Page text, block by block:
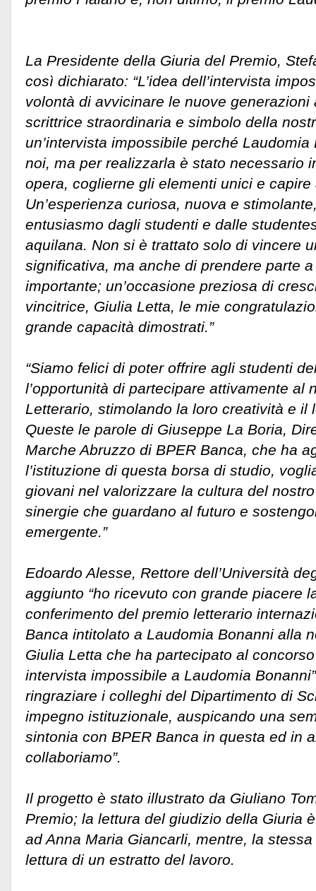
La Presidente della Giuria del Premio,
così dichiarato: “L’idea dell’intervista
volontà di avvicinare le nuove generazioni
scrittrice straordinaria e simbolo della
un’intervista impossibile perché
noi, ma per realizzarla è stato necessario
opera, coglierne gli elementi unici e
Un’esperienza curiosa, nuova e
entusiasmo dagli studenti e dalle
aquilana. Non si è trattato solo di vincere
significativa, ma anche di prendere parte
importante; un’occasione preziosa di
vincitrice, Giulia Letta, le mie
grande capacità dimostrati.”
“Siamo felici di poter offrire agli studenti
l’opportunità di partecipare attivamente al
Letterario, stimolando la loro creatività e il
Queste le parole di Giuseppe La Boria,
Marche Abruzzo di BPER Banca, che ha
l’istituzione di questa borsa di studio,
giovani nel valorizzare la cultura del
sinergie che guardano al futuro e
emergente.”
Edoardo Alesse, Rettore dell’Università
aggiunto “ho ricevuto con grande piacere
conferimento del premio letterario
Banca intitolato a Laudomia Bonanni alla
Giulia Letta che ha partecipato al
intervista impossibile a Laudomia
ringraziare i colleghi del Dipartimento di
impegno istituzionale, auspicando una
sintonia con BPER Banca in questa ed in
collaboriamo”.
Il progetto è stato illustrato da Giuliano
Premio; la lettura del giudizio della Giuria
ad Anna Maria Giancarli, mentre, la
lettura di un estratto del lavoro.